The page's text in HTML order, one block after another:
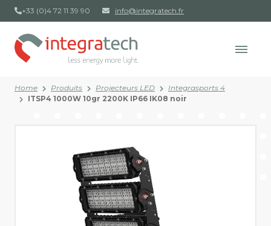
+33 (0)4 72 11 39 90 info@integratech.fr
Home Produits Projecteurs LED
Integrasports 4
ITSP4 1000W 10gr 2200K IP66 IK08 noir